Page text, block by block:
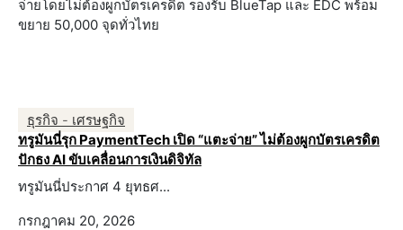
ธุรกิจ - เศรษฐกิจ
ทรูมันนี่รุก PaymentTech เปิด “แตะจ่าย” ไม่ต้องผูกบัตรเครดิต
ปักธง AI ขับเคลื่อนการเงินดิจิทัล
ทรูมันนี่ประกาศ 4 ยุทธศ...
กรกฎาคม 20, 2026